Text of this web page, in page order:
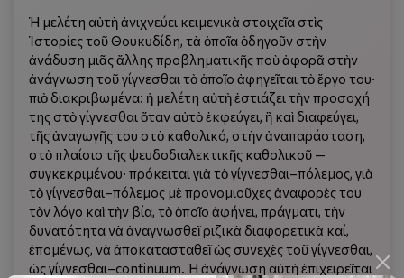
Ἡ μελέτη αὐτὴ ἀνιχνεύει κειμενικὰ στοιχεῖα στὶς
Ἱστορίες τοῦ Θουκυδίδη, τὰ ὁποῖα ὁδηγοῦν στὴν
ἀνάδυση μιᾶς ἄλλης προβληματικῆς ποὺ ἀφορᾶ στὴν
ἀνάγνωση τοῦ γίγνεσθαι τὸ ὁποῖο ἀφηγεῖται τὸ ἔργο του·
πιὸ διακριβωμένα: ἡ μελέτη αὐτὴ ἑστιάζει τὴν προσοχή
της στὸ γίγνεσθαι ὅταν αὐτὸ ἐκφεύγει, ἢ καὶ διαφεύγει,
τῆς ἀναγωγῆς του στὸ καθολικό, στὴν ἀναπαράσταση,
στὸ πλαίσιο τῆς ψευδοδιαλεκτικῆς καθολικοῦ —
συγκεκριμένου· πρόκειται γιὰ τὸ γίγνεσθαι–πόλεμος, γιὰ
τὸ γίγνεσθαι–πόλεμος μὲ προνομιοῦχες ἀναφορὲς του
τὸν λόγο καὶ τὴν βία, τὸ ὁποῖο ἀφήνει, πράγματι, τὴν
δυνατότητα νὰ ἀναγνωσθεῖ ριζικὰ διαφορετικὰ καί,
ἑπομένως, νὰ ἀποκατασταθεῖ ὡς συνεχὲς τοῦ γίγνεσθαι,
ὡς γίγνεσθαι–continuum. Ἡ ἀνάγνωση αὐτὴ ἐπιχειρεῖται